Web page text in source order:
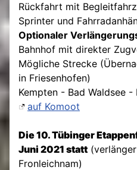
Rückfahrt mit
Sprinter und
Optionaler
Bahnhof mit direkter
Mögliche Strecke
in Friesenhofen)
Kempten - Bad Waldsee
auf Komoot
Die 10. Tübinger
Juni 2021 statt
Fronleichnam)